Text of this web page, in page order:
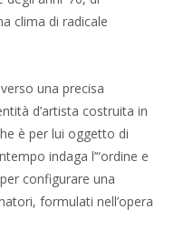
clima di radicale
una precisa
d’artista costruita in
è per lui oggetto di
indaga l’“ordine e
configurare una
formulati nell’opera